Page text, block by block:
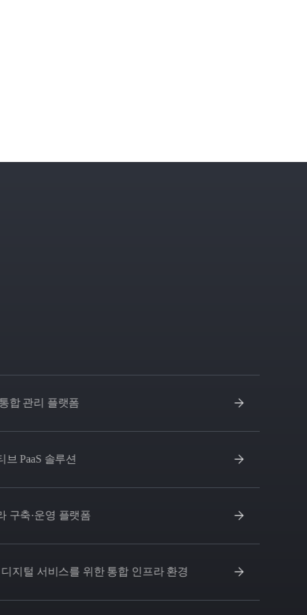
합 관리 플랫폼
PaaS 솔루션
구축·운영 플랫폼
지털 서비스를 위한 통합 인프라 환경